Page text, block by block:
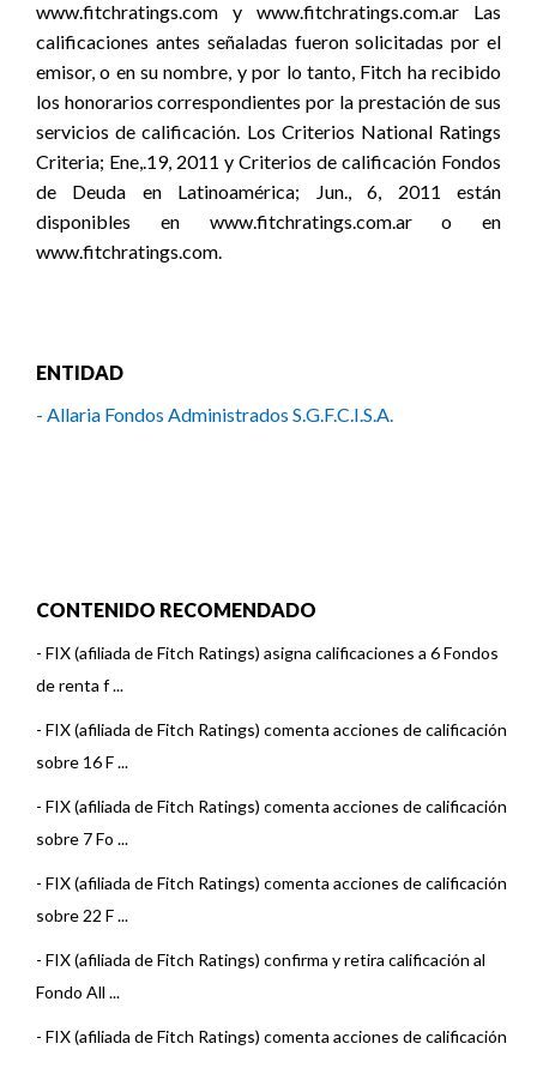
www.fitchratings.com y www.fitchratings.com.ar Las
calificaciones antes señaladas fueron solicitadas por el
emisor, o en su nombre, y por lo tanto, Fitch ha recibido
los honorarios correspondientes por la prestación de sus
servicios de calificación. Los Criterios National Ratings
Criteria; Ene,.19, 2011 y Criterios de calificación Fondos
de Deuda en Latinoamérica; Jun., 6, 2011 están
disponibles en www.fitchratings.com.ar o en
www.fitchratings.com.
ENTIDAD
- Allaria Fondos Administrados S.G.F.C.I.S.A.
CONTENIDO RECOMENDADO
- FIX (afiliada de Fitch Ratings) asigna calificaciones a 6 Fondos
de renta f ...
- FIX (afiliada de Fitch Ratings) comenta acciones de calificación
sobre 16 F ...
- FIX (afiliada de Fitch Ratings) comenta acciones de calificación
sobre 7 Fo ...
- FIX (afiliada de Fitch Ratings) comenta acciones de calificación
sobre 22 F ...
- FIX (afiliada de Fitch Ratings) confirma y retira calificación al
Fondo All ...
- FIX (afiliada de Fitch Ratings) comenta acciones de calificación